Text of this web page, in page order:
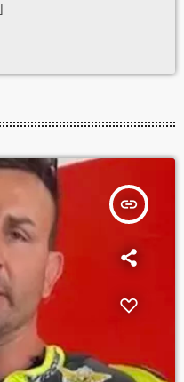
insert_link